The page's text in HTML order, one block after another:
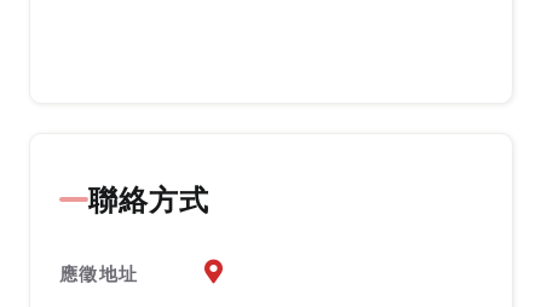
聯絡方式
應徵地址 應徵地址地圖『另開新視窗』